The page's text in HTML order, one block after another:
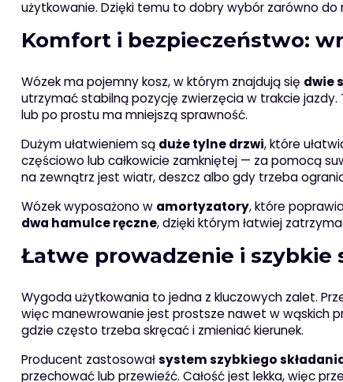
użytkowanie. Dzięki temu to dobry wybór zarówno
Komfort i bezpieczeństwo:
Wózek ma pojemny kosz, w którym znajdują się dwie
utrzymać stabilną pozycję zwierzęcia w trakcie
lub po prostu ma mniejszą sprawność.
Dużym ułatwieniem są duże tylne drzwi, które
częściowo lub całkowicie zamkniętej — za pomocą
na zewnątrz jest wiatr, deszcz albo gdy trzeba
Wózek wyposażono w amortyzatory, które
dwa hamulce ręczne, dzięki którym łatwiej
Łatwe prowadzenie i szybkie
Wygoda użytkowania to jedna z kluczowych zalet.
więc manewrowanie jest prostsze nawet w wąskich
gdzie często trzeba skręcać i zmieniać kierunek.
Producent zastosowałsystem szybkiego
przechować lub przewieźć. Całość jest lekka, więc